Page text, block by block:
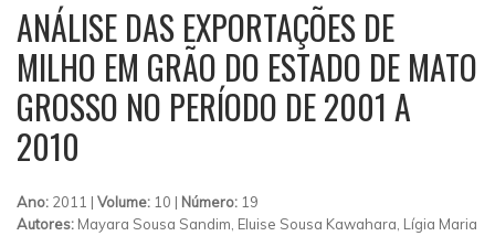
ANÁLISE DAS EXPORTAÇÕES DE
MILHO EM GRÃO DO ESTADO DE MATO
GROSSO NO PERÍODO DE 2001 A
2010
Ano: 2011 | Volume: 10 | Número: 19
Autores: Mayara Sousa Sandim, Eluise Sousa Kawahara, Lígia Maria